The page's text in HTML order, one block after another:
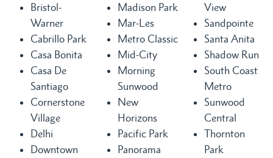
Bristol-
Warner
Cabrillo Park
Casa Bonita
Casa De
Santiago
Cornerstone
Village
Delhi
Downtown
Madison Park
Mar-Les
Metro Classic
Mid-City
Morning
Sunwood
New
Horizons
Pacific Park
Panorama
View
Sandpointe
Santa Anita
Shadow Run
South Coast
Metro
Sunwood
Central
Thornton
Park